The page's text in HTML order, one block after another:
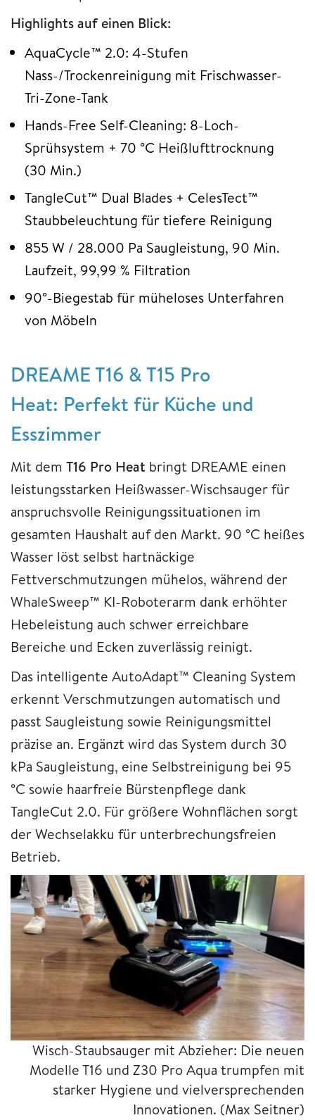
Highlights auf einen Blick:
AquaCycle™ 2.0: 4-Stufen
Nass-/Trockenreinigung mit Frischwasser-
Tri-Zone-Tank
Hands-Free Self-Cleaning: 8-Loch-
Sprühsystem + 70 °C Heißlufttrocknung
(30 Min.)
TangleCut™ Dual Blades + CelesTect™
Staubbeleuchtung für tiefere Reinigung
855 W / 28.000 Pa Saugleistung, 90 Min.
Laufzeit, 99,99 % Filtration
90°-Biegestab für müheloses Unterfahren
von Möbeln
DREAME T16 & T15 Pro
Heat: Perfekt für Küche und
Esszimmer
Mit dem T16 Pro Heat bringt DREAME einen
leistungsstarken Heißwasser-Wischsauger für
anspruchsvolle Reinigungssituationen im
gesamten Haushalt auf den Markt. 90 °C heißes
Wasser löst selbst hartnäckige
Fettverschmutzungen mühelos, während der
WhaleSweep™ KI-Roboterarm dank erhöhter
Hebeleistung auch schwer erreichbare
Bereiche und Ecken zuverlässig reinigt.
Das intelligente AutoAdapt™ Cleaning System
erkennt Verschmutzungen automatisch und
passt Saugleistung sowie Reinigungsmittel
präzise an. Ergänzt wird das System durch 30
kPa Saugleistung, eine Selbstreinigung bei 95
°C sowie haarfreie Bürstenpflege dank
TangleCut 2.0. Für größere Wohnflächen sorgt
der Wechselakku für unterbrechungsfreien
Betrieb.
Wisch-Staubsauger mit Abzieher: Die neuen
Modelle T16 und Z30 Pro Aqua trumpfen mit
starker Hygiene und vielversprechenden
Innovationen. (Max Seitner)